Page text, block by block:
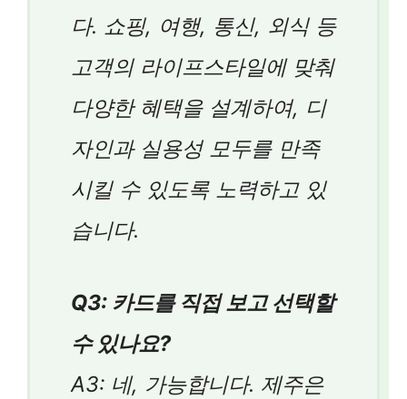
다. 쇼핑, 여행, 통신, 외식 등
고객의 라이프스타일에 맞춰
다양한 혜택을 설계하여, 디
자인과 실용성 모두를 만족
시킬 수 있도록 노력하고 있
습니다.
Q3: 카드를 직접 보고 선택할
수 있나요?
A3: 네, 가능합니다. 제주은